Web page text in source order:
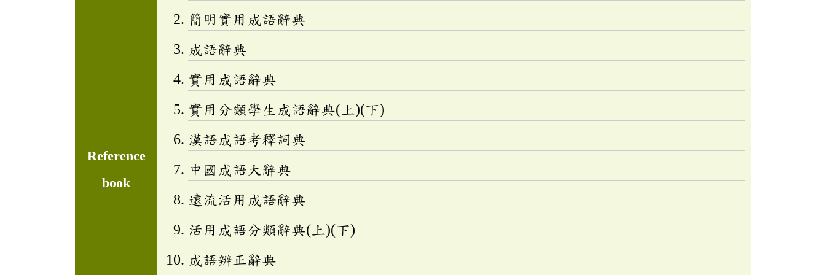
Reference
book
簡明實用成語辭典
成語辭典
實用成語辭典
實用分類學生成語辭典(上)(下)
漢語成語考釋詞典
中國成語大辭典
遠流活用成語辭典
活用成語分類辭典(上)(下)
成語辨正辭典